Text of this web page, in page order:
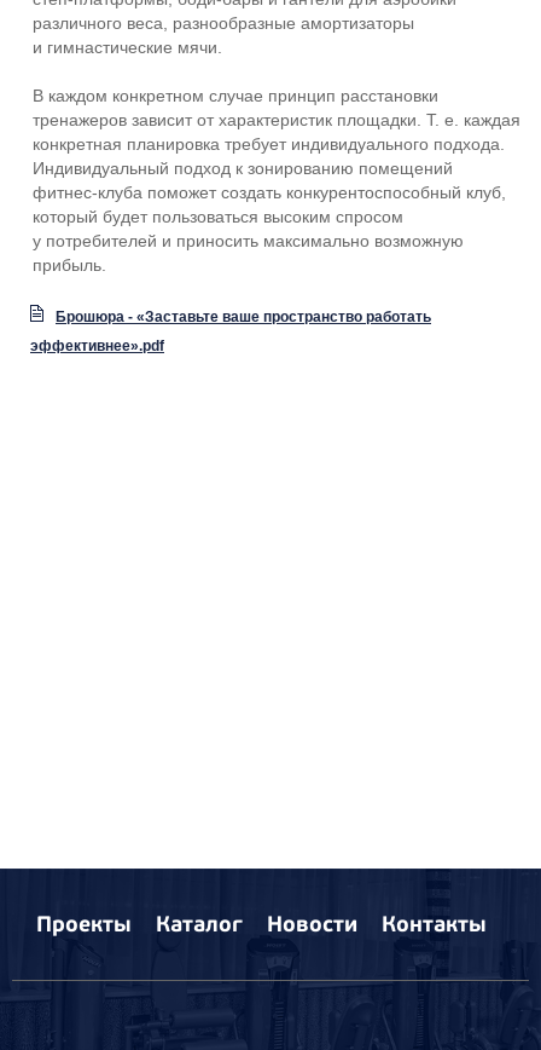
различного веса, разнообразные амортизаторы
и гимнастические мячи.
В каждом конкретном случае принцип расстановки
тренажеров зависит от характеристик площадки. Т. е.
каждая
конкретная планировка требует индивидуального подхода.
Индивидуальный подход к зонированию помещений
фитнес-клуба поможет создать конкурентоспособный клуб,
который будет пользоваться высоким спросом
у потребителей и приносить максимально возможную
прибыль.
Брошюра - «Заставьте ваше пространство работать
эффективнее».pdf
Проекты Каталог Новости Контакты